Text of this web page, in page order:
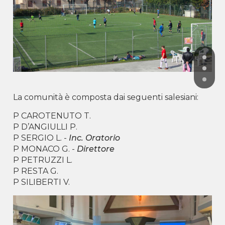
La comunità è composta dai seguenti salesiani:
P CAROTENUTO T.
P D’ANGIULLI P.
P SERGIO L. - Inc. Oratorio
P MONACO G. - Direttore
P PETRUZZI L.
P RESTA G.
P SILIBERTI V.